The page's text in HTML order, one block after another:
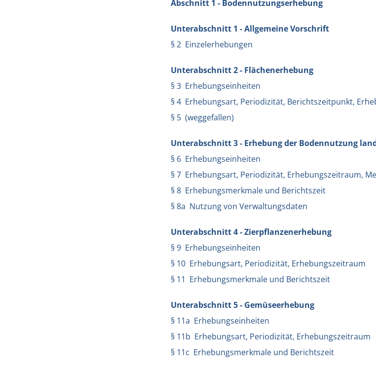
Abschnitt 1 - Bodennutzungserhebung
Unterabschnitt 1 - Allgemeine Vorschrift
§ 2 Einzelerhebungen
Unterabschnitt 2 - Flächenerhebung
§ 3 Erhebungseinheiten
§ 4 Erhebungsart, Periodizität, Berichtszeitpunkt,
§ 5 (weggefallen)
Unterabschnitt 3 - Erhebung der Bodennutzung
§ 6 Erhebungseinheiten
§ 7 Erhebungsart, Periodizität, Erhebungszeitraum,
§ 8 Erhebungsmerkmale und Berichtszeit
§ 8a Nutzung von Verwaltungsdaten
Unterabschnitt 4 - Zierpflanzenerhebung
§ 9 Erhebungseinheiten
§ 10 Erhebungsart, Periodizität, Erhebungszeitraum
§ 11 Erhebungsmerkmale und Berichtszeit
Unterabschnitt 5 - Gemüseerhebung
§ 11a Erhebungseinheiten
§ 11b Erhebungsart, Periodizität, Erhebungszeitraum
§ 11c Erhebungsmerkmale und Berichtszeit